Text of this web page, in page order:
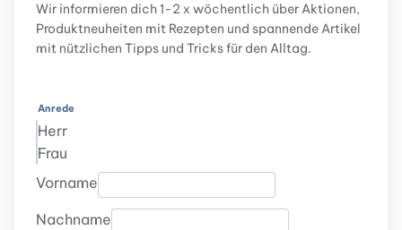
Wir informieren dich 1-2 x wöchentlich über Aktionen,
Produktneuheiten mit Rezepten und spannende Artikel
mit nützlichen Tipps und Tricks für den Alltag.
Anrede
Herr
Frau
Vorname
Nachname